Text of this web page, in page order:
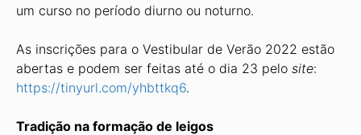
um curso no período diurno ou noturno.
As inscrições para o Vestibular de Verão 2022 estão
abertas e podem ser feitas até o dia 23 pelo site:
https://tinyurl.com/yhbttkq6.
Tradição na formação de leigos